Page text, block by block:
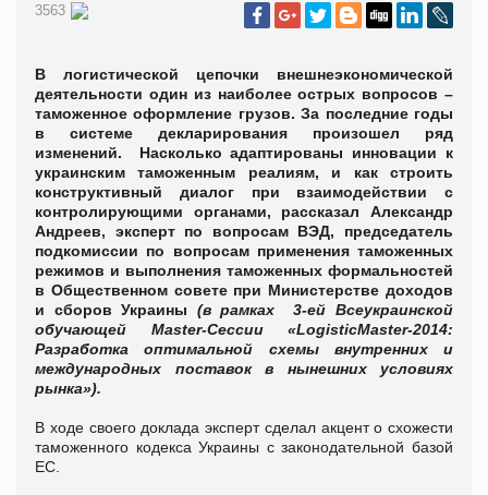
3563
В логистической цепочки внешнеэкономической
деятельности один из наиболее острых вопросов –
таможенное оформление грузов. За последние годы
в системе декларирования произошел ряд
изменений. Насколько адаптированы инновации к
украинским таможенным реалиям, и как строить
конструктивный диалог при взаимодействии с
контролирующими органами, рассказал Александр
Андреев, эксперт по вопросам ВЭД, председатель
подкомиссии по вопросам применения таможенных
режимов и выполнения таможенных формальностей
в Общественном совете при Министерстве доходов
и сборов Украины (в рамках 3-ей Всеукраинской
обучающей Master-Cессии «LogisticMaster-2014:
Разработка оптимальной схемы внутренних и
международных поставок в нынешних условиях
рынка»).
В ходе своего доклада эксперт сделал акцент о схожести
таможенного кодекса Украины с законодательной базой
ЕС.